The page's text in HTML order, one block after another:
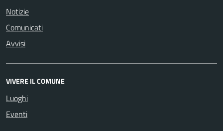
Notizie
Comunicati
Avvisi
VIVERE IL COMUNE
Luoghi
Eventi